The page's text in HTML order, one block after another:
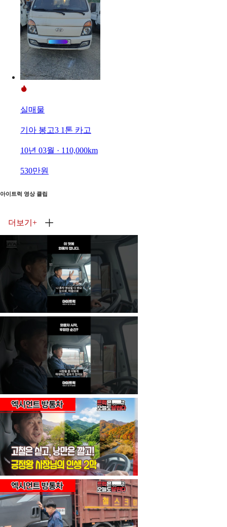
실매물
기아 봉고3 1톤 카고
10년 03월 · 110,000km
530만원
아이트럭 영상 클립
더보기 +